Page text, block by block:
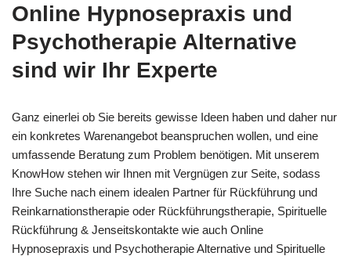
Online Hypnosepraxis und
Psychotherapie Alternative
sind wir Ihr Experte
Ganz einerlei ob Sie bereits gewisse Ideen haben und daher nur
ein konkretes Warenangebot beanspruchen wollen, und eine
umfassende Beratung zum Problem benötigen. Mit unserem
KnowHow stehen wir Ihnen mit Vergnügen zur Seite, sodass
Ihre Suche nach einem idealen Partner für Rückführung und
Reinkarnationstherapie oder Rückführungstherapie, Spirituelle
Rückführung & Jenseitskontakte wie auch Online
Hypnosepraxis und Psychotherapie Alternative und Spirituelle